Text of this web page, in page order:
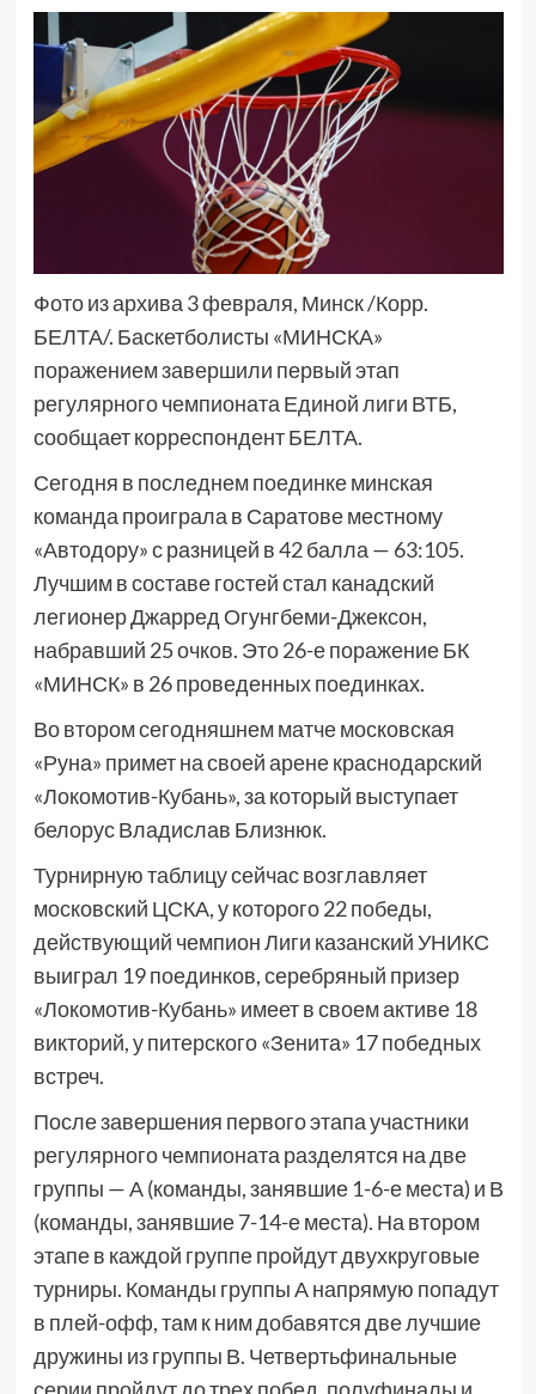
Фото из архива 3 февраля, Минск /Корр.
БЕЛТА/. Баскетболисты «МИНСКА»
поражением завершили первый этап
регулярного чемпионата Единой лиги ВТБ,
сообщает корреспондент БЕЛТА.
Сегодня в последнем поединке минская
команда проиграла в Саратове местному
«Автодору» с разницей в 42 балла — 63:105.
Лучшим в составе гостей стал канадский
легионер Джарред Огунгбеми-Джексон,
набравший 25 очков. Это 26-е поражение БК
«МИНСК» в 26 проведенных поединках.
Во втором сегодняшнем матче московская
«Руна» примет на своей арене краснодарский
«Локомотив-Кубань», за который выступает
белорус Владислав Близнюк.
Турнирную таблицу сейчас возглавляет
московский ЦСКА, у которого 22 победы,
действующий чемпион Лиги казанский УНИКС
выиграл 19 поединков, серебряный призер
«Локомотив-Кубань» имеет в своем активе 18
викторий, у питерского «Зенита» 17 победных
встреч.
После завершения первого этапа участники
регулярного чемпионата разделятся на две
группы — А (команды, занявшие 1-6-е места) и В
(команды, занявшие 7-14-е места). На втором
этапе в каждой группе пройдут двухкруговые
турниры. Команды группы А напрямую попадут
в плей-офф, там к ним добавятся две лучшие
дружины из группы В. Четвертьфинальные